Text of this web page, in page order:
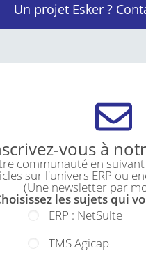
Un projet Esker ?
vous à
communauté en
sur l'univers ERP ou
(Une newsletter par
les sujets qui
ERP : NetSuite
TMS Agicap